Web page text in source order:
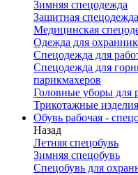
Зимняя спецодежда
Защитная спецодежда
Медицинская
Одежда для
Спецодежда для
Спецодежда для
парикмахеров
Головные уборы для
Трикотажные изделия
Обувь рабочая -
Назад
Летняя спецобувь
Зимняя спецобувь
Спецобувь для